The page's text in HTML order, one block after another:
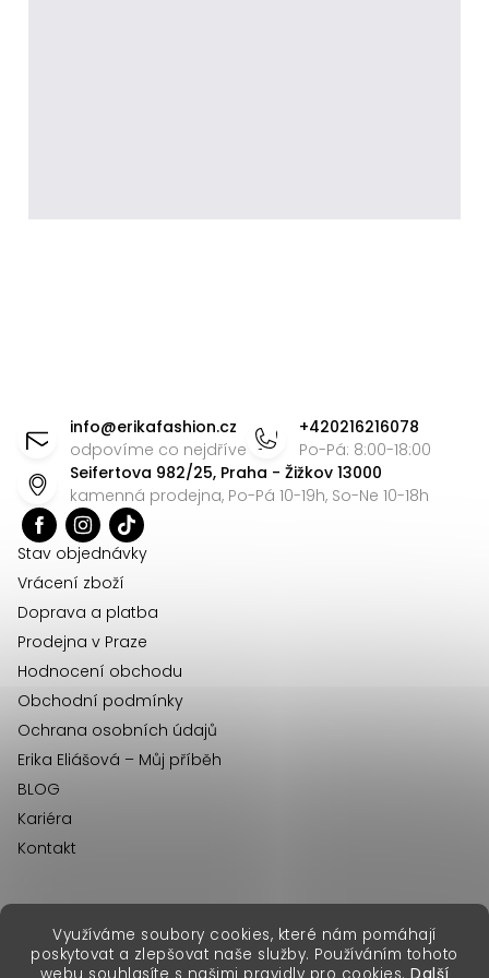
Využíváme soubory cookies, které nám pomáhají
poskytovat a zlepšovat naše služby. Používáním tohoto
info@erikafashion.cz
odpovíme co nejdříve
+420216216078
Po-Pá: 8:00-18:00
Seifertova 982/25, Praha - Žižkov 13000
kamenná prodejna, Po-Pá 10-19h, So-Ne 10-18h
Stav objednávky
Vrácení zboží
Doprava a platba
Prodejna v Praze
Hodnocení obchodu
Obchodní podmínky
Ochrana osobních údajů
Erika Eliášová – Můj příběh
BLOG
Kariéra
Kontakt
Copyright 2026Erika Fashion. Všechna práva vyhrazena.
erikafashion.sk